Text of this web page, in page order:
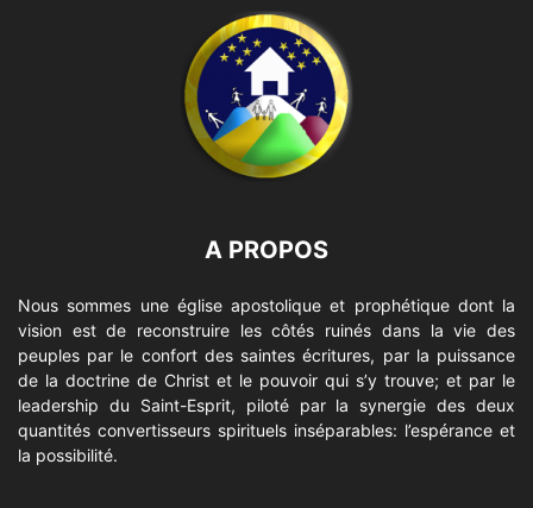
A PROPOS
Nous sommes une église apostolique et prophétique dont la
vision est de reconstruire les côtés ruinés dans la vie des
peuples par le confort des saintes écritures, par la puissance
de la doctrine de Christ et le pouvoir qui s’y trouve; et par le
leadership du Saint-Esprit, piloté par la synergie des deux
quantités convertisseurs spirituels inséparables: l’espérance et
la possibilité.